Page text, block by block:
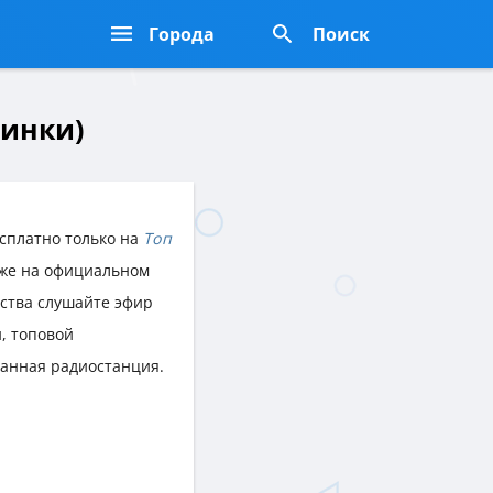
Города Поиск
только на Топ
на официальном
слушайте эфир
топовой
радиостанция.